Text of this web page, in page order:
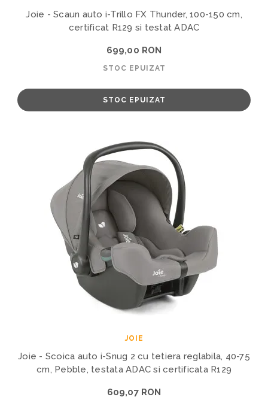
Joie - Scaun auto i-Trillo FX Thunder, 100-150 cm,
certificat R129 si testat ADAC
699,00 RON
STOC EPUIZAT
STOC EPUIZAT
JOIE
Joie - Scoica auto i-Snug 2 cu tetiera reglabila, 40-75
cm, Pebble, testata ADAC si certificata R129
609,07 RON